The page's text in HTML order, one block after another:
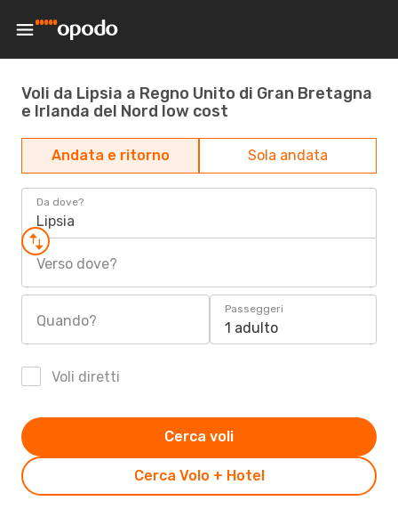
Voli da Lipsia a Regno Unito di Gran Bretagna
e Irlanda del Nord low cost
Andata e ritorno Sola andata
Da dove?
Lipsia
Verso dove?
Quando?
Passeggeri
1 adulto
Voli diretti
Cerca Volo + Hotel
Cerca voli